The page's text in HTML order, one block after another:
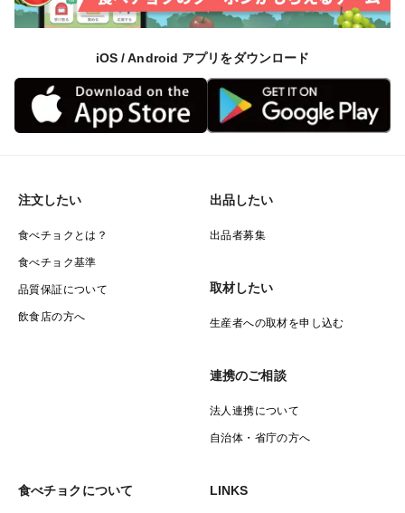
iOS / Android アプリをダウンロード
注文したい
食べチョクとは？
食べチョク基準
品質保証について
飲食店の方へ
出品したい
出品者募集
取材したい
生産者への取材を申し込む
連携のご相談
法人連携について
自治体・省庁の方へ
食べチョクについて LINKS